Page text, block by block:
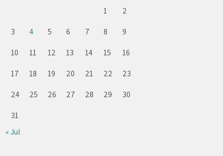
1
2
3
4 5 6 7 8
9
10
11 12 13 14 15
16
17
18 19 20 21 22
23
24
25 26 27 28 29
30
31
« Jul